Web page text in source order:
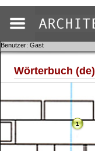
Benutzer: Gast
Wörterbuch (de)
1